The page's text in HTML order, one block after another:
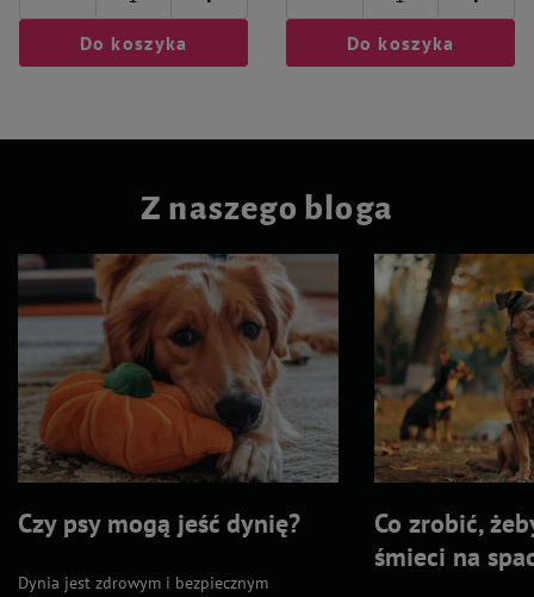
Do koszyka Do koszyka
Z naszego bloga
Czy psy mogą jeść dynię?
Dynia jest zdrowym i bezpiecznym
Co zrobić,
śmieci na